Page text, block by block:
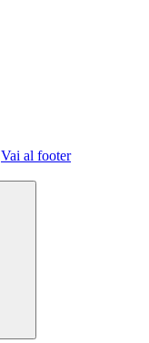
Vai al footer